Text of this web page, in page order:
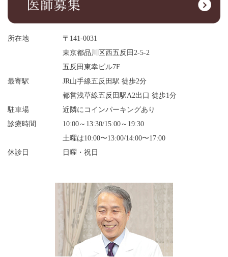
所在地
〒141-0031
東京都品川区西五反田2-5-2
五反田東幸ビル7F
最寄駅
JR山手線五反田駅 徒歩2分
都営浅草線五反田駅A2出口 徒歩1分
駐車場
近隣にコインパーキングあり
診療時間
10:00～13:30/15:00～19:30
土曜は10:00〜13:00/14:00〜17:00
休診日
日曜・祝日